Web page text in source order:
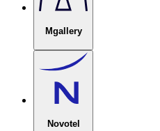
Mgallery
Novotel